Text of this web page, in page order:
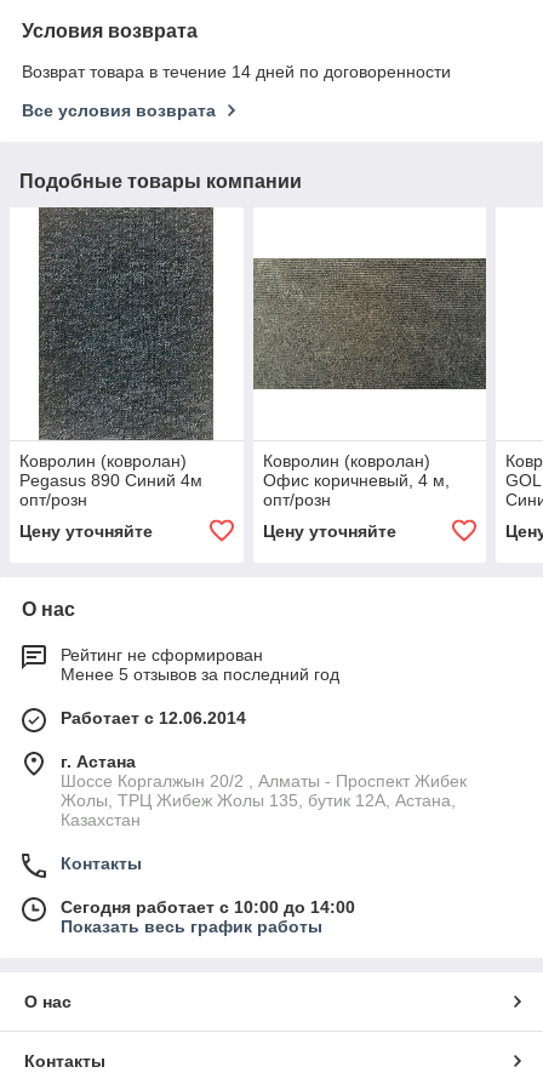
Условия возврата
Возврат товара в течение 14 дней по договоренности
Все условия возврата
Подобные товары компании
Ковролин (ковролан)
Pegasus 890 Синий 4м
опт/розн
Цену уточняйте
Ковролин (ковролан)
Офис коричневый, 4 м,
опт/розн
Цену уточняйте
О нас
Рейтинг не сформирован
Менее 5 отзывов за последний год
Работает с 12.06.2014
г. Астана
Шоссе Коргалжын 20/2 , Алматы - Проспект Жибек
Жолы, ТРЦ Жибеж Жолы 135, бутик 12А, Астана,
Казахстан
Контакты
Сегодня работает с 10:00 до 14:00
Показать весь график работы
О нас
Контакты